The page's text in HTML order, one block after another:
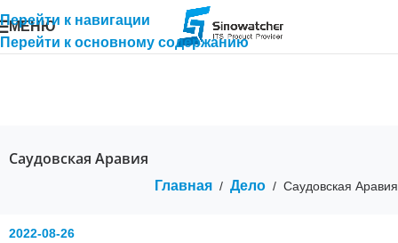
Перейти к навигации
Перейти к основному содержанию
МЕНЮ
Саудовская Аравия
Главная / Дело / Саудовская Аравия
2022-08-26